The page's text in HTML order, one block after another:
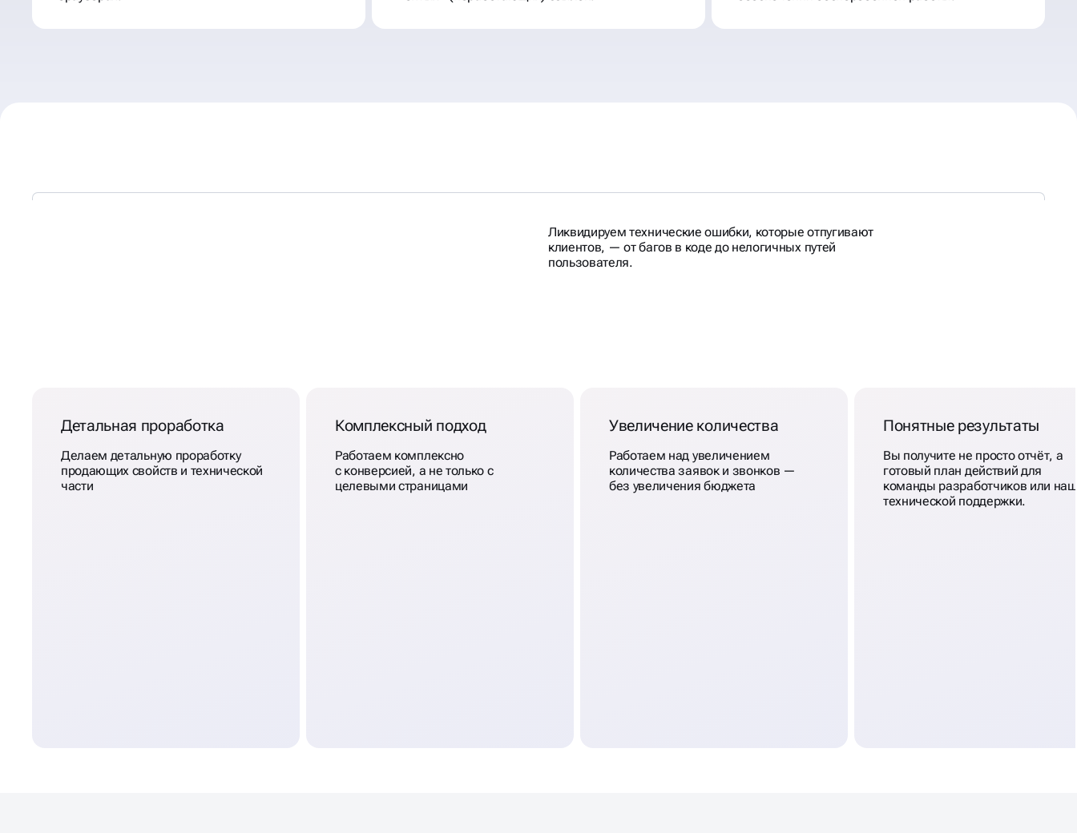
Ликвидируем технические ошибки, которые отпугивают
клиентов, — от багов в коде до нелогичных путей
пользователя.
Детальная проработка
Делаем детальную проработку
продающих свойств и технической
части
Комплексный подход
Работаем комплексно
с конверсией, а не только c
целевыми страницами
Увеличение количества
Работаем над увеличением
количества заявок и звонков —
без увеличения бюджета
Понятные результаты
Вы получите не просто отчёт, а
готовый план действий для
команды разработчиков или
технической поддержки.